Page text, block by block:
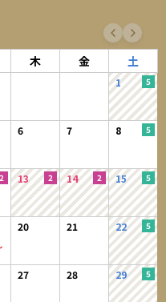
木 金 土
1
6 7 8
13 14 15
20 21 22
27 28 29